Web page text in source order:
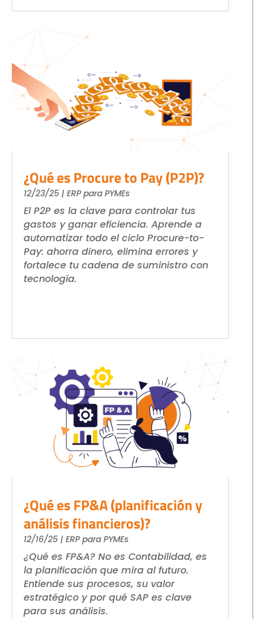
¿Qué es Procure to Pay (P2P)?
12/23/25 | ERP para PYMEs
El P2P es la clave para controlar tus
gastos y ganar eficiencia. Aprende a
automatizar todo el ciclo Procure-to-
Pay: ahorra dinero, elimina errores y
fortalece tu cadena de suministro con
tecnología.
¿Qué es FP&A (planificación y
análisis financieros)?
12/16/25 | ERP para PYMEs
¿Qué es FP&A? No es Contabilidad, es
la planificación que mira al futuro.
Entiende sus procesos, su valor
estratégico y por qué SAP es clave
para sus análisis.